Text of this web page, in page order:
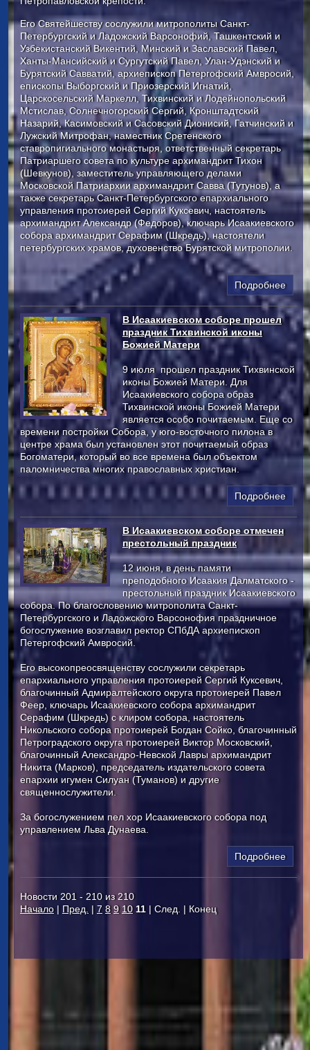
Его Святейшеству сослужили митрополиты Санкт-
Петербургский и Ладожский Варсонофий, Ташкентский и
Узбекистанский Викентий, Минский и Заславский Павел,
Ханты-Мансийский и Сургутский Павел, Улан-Удэнский и
Бурятский Савватий, архиепископ Петергофский Амвросий,
епископы Выборгский и Приозерский Игнатий,
Царскосельский Маркелл, Тихвинский и Лодейнопольский
Мстислав, Солнечногорский Сергий, Кронштадтский
Назарий, Касимовский и Сасовский Дионисий, Гатчинский и
Лужский Митрофан, наместник Сретенского
ставропигиального монастыря, ответственный секретарь
Патриаршего совета по культуре архимандрит Тихон
(Шевкунов), заместитель управляющего делами
Московской Патриархии архимандрит Савва (Тутунов), а
также секретарь Санкт-Петербургского епархиального
управления протоиерей Сергий Куксевич, настоятель
архимандрит Александр (Федоров), ключарь Исаакиевского
собора архимандрит Серафим (Шкредь), настоятели
петербургских храмов, духовенство Бурятской митрополии.
Подробнее
В Исаакиевском соборе прошел
праздник Тихвинской иконы
Божией Матери
9 июля прошел праздник Тихвинской
иконы Божией Матери. Для
Исаакиевского собора образ
Тихвинской иконы Божией Матери
является особо почитаемым. Еще со
времени постройки Собора, у юго-восточного пилона в
центре храма был установлен этот почитаемый образ
Богоматери, который во все времена был объектом
паломничества многих православных христиан.
Подробнее
В Исаакиевском соборе отмечен
престольный праздник
12 июня, в день памяти
преподобного Исаакия Далматского -
престольный праздник Исаакиевского
собора. По благословению митрополита Санкт-
Петербургского и Ладожского Варсонофия праздничное
богослужение возглавил ректор СПбДА архиепископ
Петергофский Амвросий.
Его высокопреосвященству сослужили секретарь
епархиального управления протоиерей Сергий Куксевич,
благочинный Адмиралтейского округа протоиерей Павел
Феер, ключарь Исаакиевского собора архимандрит
Серафим (Шкредь) с клиром собора, настоятель
Никольского собора протоиерей Богдан Сойко, благочинный
Петроградского округа протоиерей Виктор Московский,
благочинный Александро-Невской Лавры архимандрит
Никита (Марков), председатель издательского совета
епархии игумен Силуан (Туманов) и другие
священнослужители.
За богослужением пел хор Исаакиевского собора под
управлением Льва Дунаева.
Подробнее
Новости 201 - 210 из 210
Начало| Пред. | 7 8 9 10 11| След. | Конец